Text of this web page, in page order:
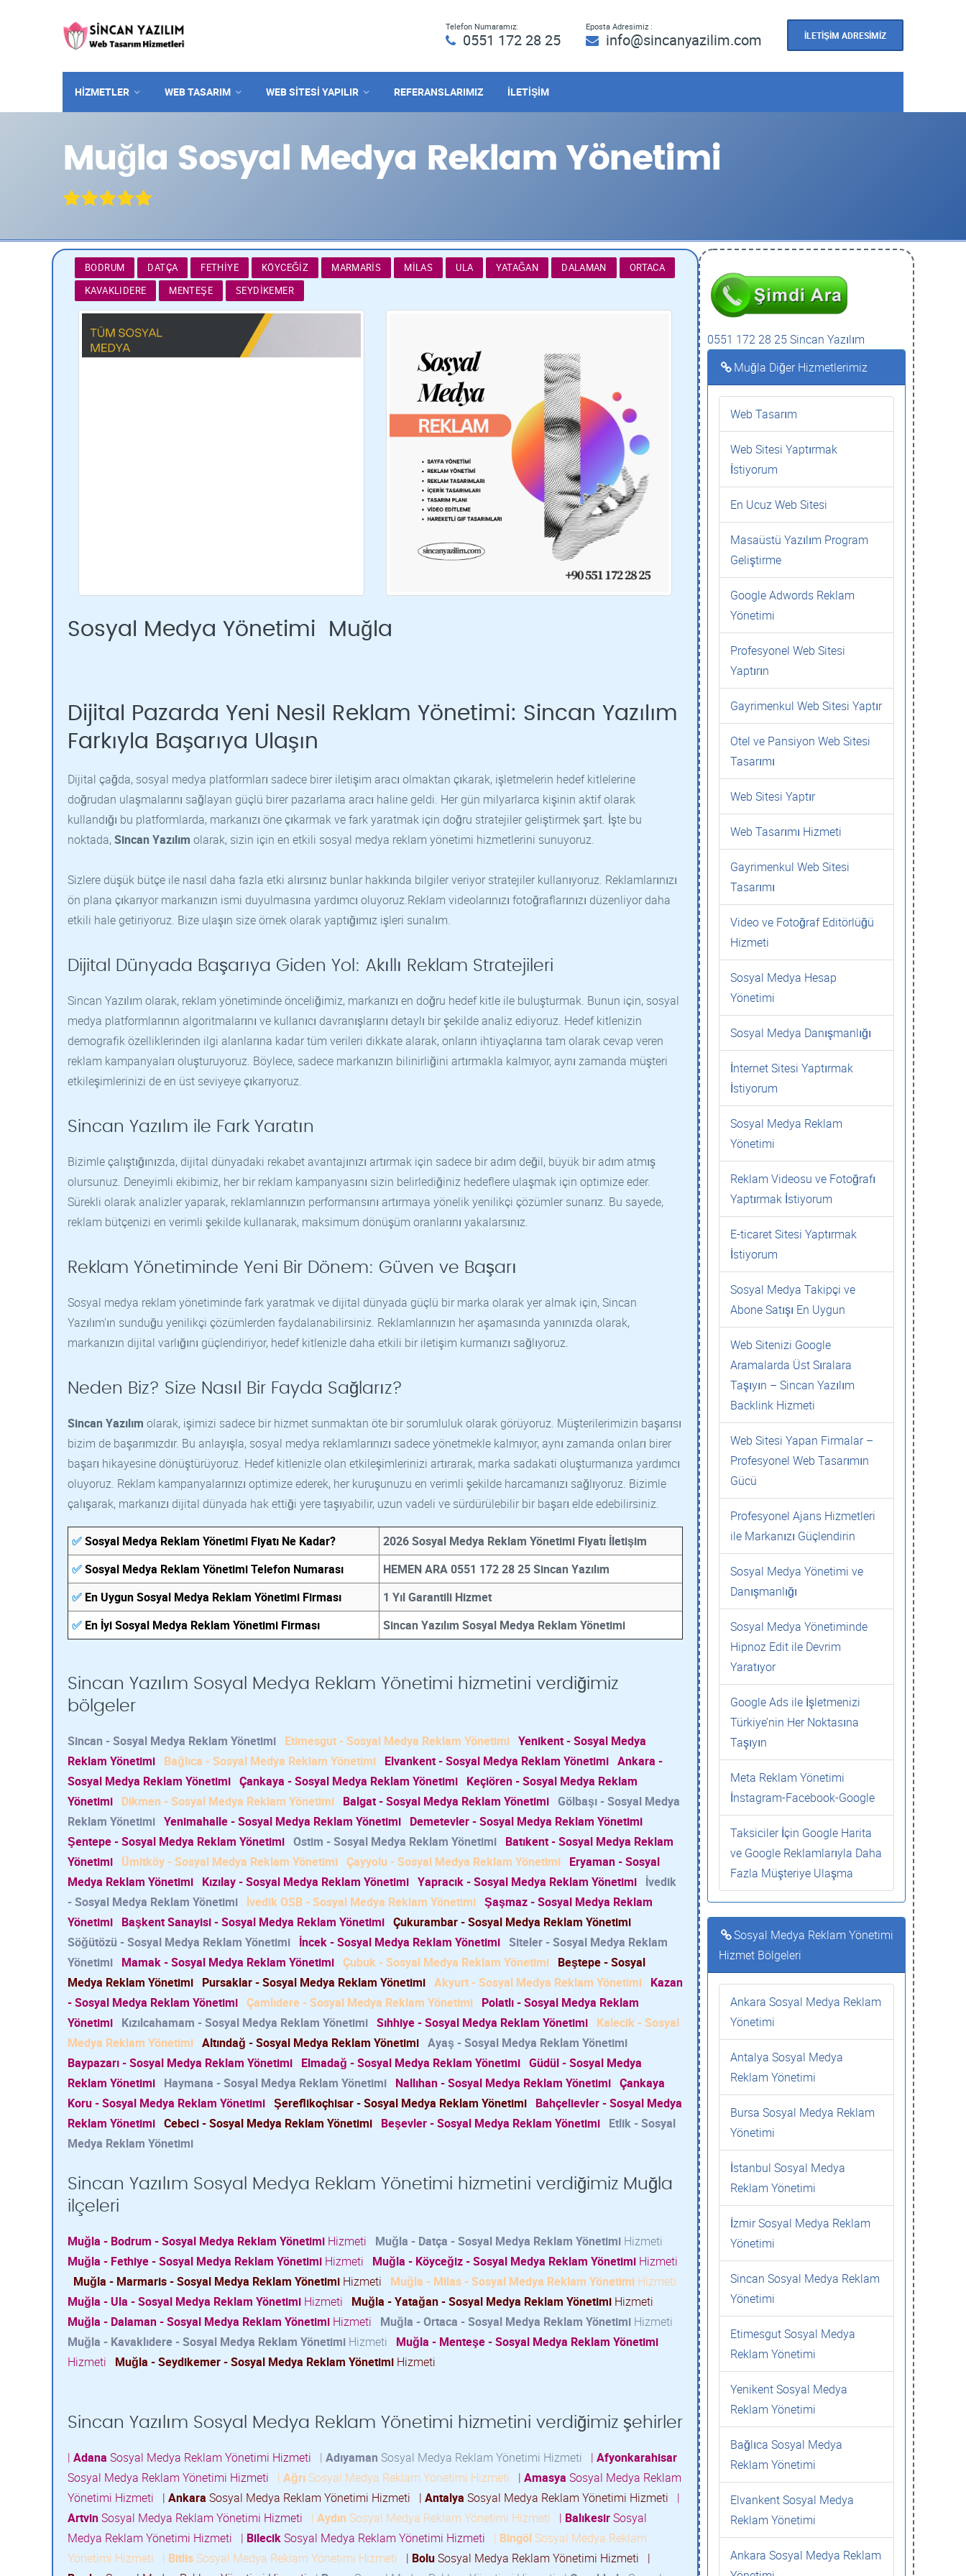
Telefon Numaramız:
0551 172 28 25
Eposta Adresimiz :
info@sincanyazilim.com İLETİŞİM ADRESİMİZ
HİZMETLER WEB TASARIM WEB SITESI YAPILIR REFERANSLARIMIZ İLETİŞİM
Muğla Sosyal Medya Reklam Yönetimi
BODRUM DATÇA FETHIYE KÖYCEĞIZ MARMARIS MILAS ULA YATAĞAN DALAMAN
ORTACA
KAVAKLIDERE
MENTEŞE SEYDIKEMER
Sosyal Medya Yönetimi Muğla
Dijital Pazarda Yeni Nesil Reklam Yönetimi: Sincan Yazılım
Farkıyla Başarıya Ulaşın
Dijital çağda, sosyal medya platformları sadece birer iletişim aracı olmaktan çıkarak, işletmelerin hedef kitlelerine
doğrudan ulaşmalarını sağlayan güçlü birer pazarlama aracı haline geldi. Her gün milyarlarca kişinin aktif olarak
kullandığı bu platformlarda, markanızı öne çıkarmak ve fark yaratmak için doğru stratejiler geliştirmek şart. İşte bu
noktada, Sincan Yazılım olarak, sizin için en etkili sosyal medya reklam yönetimi hizmetlerini sunuyoruz.
Sizlere düşük bütçe ile nasıl daha fazla etki alırsınız bunlar hakkında bilgiler veriyor stratejiler kullanıyoruz. Reklamlarınızı
ön plana çıkarıyor markanızın ismi duyulmasına yardımcı oluyoruz.Reklam videolarınızı fotoğraflarınızı düzenliyor daha
etkili hale getiriyoruz. Bize ulaşın size örnek olarak yaptığımız işleri sunalım.
Dijital Dünyada Başarıya Giden Yol: Akıllı Reklam Stratejileri
Sincan Yazılım olarak, reklam yönetiminde önceliğimiz, markanızı en doğru hedef kitle ile buluşturmak. Bunun için, sosyal
medya platformlarının algoritmalarını ve kullanıcı davranışlarını detaylı bir şekilde analiz ediyoruz. Hedef kitlenizin
demografik özelliklerinden ilgi alanlarına kadar tüm verileri dikkate alarak, onların ihtiyaçlarına tam olarak cevap veren
reklam kampanyaları oluşturuyoruz. Böylece, sadece markanızın bilinirliğini artırmakla kalmıyor, aynı zamanda müşteri
etkileşimlerinizi de en üst seviyeye çıkarıyoruz.
Sincan Yazılım ile Fark Yaratın
Bizimle çalıştığınızda, dijital dünyadaki rekabet avantajınızı artırmak için sadece bir adım değil, büyük bir adım atmış
olursunuz. Deneyimli ekibimiz, her bir reklam kampanyasını sizin belirlediğiniz hedeflere ulaşmak için optimize eder.
Sürekli olarak analizler yaparak, reklamlarınızın performansını artırmaya yönelik yenilikçi çözümler sunarız. Bu sayede,
reklam bütçenizi en verimli şekilde kullanarak, maksimum dönüşüm oranlarını yakalarsınız.
Reklam Yönetiminde Yeni Bir Dönem: Güven ve Başarı
Sosyal medya reklam yönetiminde fark yaratmak ve dijital dünyada güçlü bir marka olarak yer almak için, Sincan
Yazılım'ın sunduğu yenilikçi çözümlerden faydalanabilirsiniz. Reklamlarınızın her aşamasında yanınızda olarak,
markanızın dijital varlığını güçlendiriyor, hedef kitlenizle daha etkili bir iletişim kurmanızı sağlıyoruz.
Neden Biz? Size Nasıl Bir Fayda Sağlarız?
Sincan Yazılım olarak, işimizi sadece bir hizmet sunmaktan öte bir sorumluluk olarak görüyoruz. Müşterilerimizin başarısı
bizim de başarımızdır. Bu anlayışla, sosyal medya reklamlarınızı sadece yönetmekle kalmıyor, aynı zamanda onları birer
başarı hikayesine dönüştürüyoruz. Hedef kitlenizle olan etkileşimlerinizi artırarak, marka sadakati oluşturmanıza yardımcı
oluyoruz. Reklam kampanyalarınızı optimize ederek, her kuruşunuzu en verimli şekilde harcamanızı sağlıyoruz. Bizimle
çalışarak, markanızı dijital dünyada hak ettiği yere taşıyabilir, uzun vadeli ve sürdürülebilir bir başarı elde edebilirsiniz.
✅Sosyal Medya Reklam Yönetimi Fiyatı Ne Kadar?
2026 Sosyal Medya Reklam Yönetimi Fiyatı İletişim
✅Sosyal Medya Reklam Yönetimi Telefon Numarası
HEMEN ARA 0551 172 28 25 Sincan Yazılım
✅ En Uygun Sosyal Medya Reklam Yönetimi Firması
1 Yıl Garantili Hizmet
✅ En İyi Sosyal Medya Reklam Yönetimi Firması Sincan Yazılım Sosyal Medya Reklam Yönetimi
Sincan Yazılım Sosyal Medya Reklam Yönetimi hizmetini verdiğimiz
bölgeler
Sincan - Sosyal Medya Reklam Yönetimi Etimesgut - Sosyal Medya Reklam Yönetimi Yenikent - Sosyal Medya
Reklam Yönetimi Bağlıca - Sosyal Medya Reklam Yönetimi Elvankent - Sosyal Medya Reklam Yönetimi Ankara -
Sosyal Medya Reklam Yönetimi Çankaya - Sosyal Medya Reklam Yönetimi Keçiören - Sosyal Medya Reklam
Yönetimi Dikmen - Sosyal Medya Reklam Yönetimi Balgat - Sosyal Medya Reklam Yönetimi Gölbaşı - Sosyal Medya
Reklam Yönetimi Yenimahalle - Sosyal Medya Reklam Yönetimi Demetevler - Sosyal Medya Reklam Yönetimi
Şentepe - Sosyal Medya Reklam Yönetimi Ostim - Sosyal Medya Reklam Yönetimi Batıkent - Sosyal Medya Reklam
Yönetimi Ümitköy - Sosyal Medya Reklam Yönetimi Çayyolu - Sosyal Medya Reklam Yönetimi Eryaman - Sosyal
Medya Reklam Yönetimi Kızılay - Sosyal Medya Reklam Yönetimi Yapracık - Sosyal Medya Reklam Yönetimi İvedik
- Sosyal Medya Reklam Yönetimi İvedik OSB - Sosyal Medya Reklam Yönetimi Şaşmaz - Sosyal Medya Reklam
Yönetimi Başkent Sanayisi - Sosyal Medya Reklam Yönetimi Çukurambar - Sosyal Medya Reklam Yönetimi
Söğütözü - Sosyal Medya Reklam Yönetimi İncek - Sosyal Medya Reklam Yönetimi Siteler - Sosyal Medya Reklam
Yönetimi Mamak - Sosyal Medya Reklam Yönetimi Çubuk - Sosyal Medya Reklam Yönetimi Beştepe - Sosyal
Medya Reklam Yönetimi Pursaklar - Sosyal Medya Reklam Yönetimi Akyurt - Sosyal Medya Reklam Yönetimi Kazan
- Sosyal Medya Reklam Yönetimi Çamlıdere - Sosyal Medya Reklam Yönetimi Polatlı - Sosyal Medya Reklam
Yönetimi Kızılcahamam - Sosyal Medya Reklam Yönetimi Sıhhiye - Sosyal Medya Reklam Yönetimi Kalecik - Sosyal
Medya Reklam Yönetimi Altındağ - Sosyal Medya Reklam Yönetimi Ayaş - Sosyal Medya Reklam Yönetimi
Baypazarı - Sosyal Medya Reklam Yönetimi Elmadağ - Sosyal Medya Reklam Yönetimi Güdül - Sosyal Medya
Reklam Yönetimi Haymana - Sosyal Medya Reklam Yönetimi Nallıhan - Sosyal Medya Reklam Yönetimi Çankaya
Koru - Sosyal Medya Reklam Yönetimi Şereflikoçhisar - Sosyal Medya Reklam Yönetimi Bahçelievler - Sosyal Medya
Reklam Yönetimi Cebeci - Sosyal Medya Reklam Yönetimi Beşevler - Sosyal Medya Reklam Yönetimi Etlik - Sosyal
Medya Reklam Yönetimi
Sincan Yazılım Sosyal Medya Reklam Yönetimi hizmetini verdiğimiz Muğla
ilçeleri
Muğla - Bodrum - Sosyal Medya Reklam Yönetimi Hizmeti Muğla - Datça - Sosyal Medya Reklam Yönetimi Hizmeti
Muğla - Fethiye - Sosyal Medya Reklam Yönetimi Hizmeti Muğla - Köyceğiz - Sosyal Medya Reklam Yönetimi Hizmeti
Muğla - Marmaris - Sosyal Medya Reklam Yönetimi Hizmeti Muğla - Milas - Sosyal Medya Reklam Yönetimi Hizmeti
Muğla - Ula - Sosyal Medya Reklam Yönetimi Hizmeti Muğla - Yatağan - Sosyal Medya Reklam Yönetimi Hizmeti
Muğla - Dalaman - Sosyal Medya Reklam Yönetimi Hizmeti Muğla - Ortaca - Sosyal Medya Reklam Yönetimi Hizmeti
Muğla - Kavaklıdere - Sosyal Medya Reklam Yönetimi Hizmeti
Muğla - Menteşe - Sosyal Medya Reklam Yönetimi
Hizmeti
Muğla - Seydikemer - Sosyal Medya Reklam Yönetimi Hizmeti
Sincan Yazılım Sosyal Medya Reklam Yönetimi hizmetini verdiğimiz şehirler
| Adana Sosyal Medya Reklam Yönetimi Hizmeti | Adıyaman Sosyal Medya Reklam Yönetimi Hizmeti | Afyonkarahisar
Sosyal Medya Reklam Yönetimi Hizmeti
| AğrıSosyal Medya Reklam Yönetimi Hizmeti | Amasya Sosyal Medya Reklam
Yönetimi Hizmeti
| Ankara Sosyal Medya Reklam Yönetimi Hizmeti | Antalya Sosyal Medya Reklam Yönetimi Hizmeti
|
ArtvinSosyal Medya Reklam Yönetimi Hizmeti | Aydın Sosyal Medya Reklam Yönetimi Hizmeti | BalıkesirSosyal
Medya Reklam Yönetimi Hizmeti
| BilecikSosyal Medya Reklam Yönetimi Hizmeti | BingölSosyal Medya Reklam
Yönetimi Hizmeti
| BitlisSosyal Medya Reklam Yönetimi Hizmeti | BoluSosyal Medya Reklam Yönetimi Hizmeti
|
0551 172 28 25 Sincan Yazılım
Muğla Diğer Hizmetlerimiz
Web Tasarım
Web Sitesi Yaptırmak
İstiyorum
En Ucuz Web Sitesi
Masaüstü Yazılım Program
Geliştirme
Google Adwords Reklam
Yönetimi
Profesyonel Web Sitesi
Yaptırın
Gayrimenkul Web Sitesi Yaptır
Otel ve Pansiyon Web Sitesi
Tasarımı
Web Sitesi Yaptır
Web Tasarımı Hizmeti
Gayrimenkul Web Sitesi
Tasarımı
Video ve Fotoğraf Editörlüğü
Hizmeti
Sosyal Medya Hesap
Yönetimi
Sosyal Medya Danışmanlığı
İnternet Sitesi Yaptırmak
İstiyorum
Sosyal Medya Reklam
Yönetimi
Reklam Videosu ve Fotoğrafı
Yaptırmak İstiyorum
E-ticaret Sitesi Yaptırmak
İstiyorum
Sosyal Medya Takipçi ve
Abone Satışı En Uygun
Web Sitenizi Google
Aramalarda Üst Sıralara
Taşıyın – Sincan Yazılım
Backlink Hizmeti
Web Sitesi Yapan Firmalar –
Profesyonel Web Tasarımın
Gücü
Profesyonel Ajans Hizmetleri
ile Markanızı Güçlendirin
Sosyal Medya Yönetimi ve
Danışmanlığı
Sosyal Medya Yönetiminde
Hipnoz Edit ile Devrim
Yaratıyor
Google Ads ile İşletmenizi
Türkiye’nin Her Noktasına
Taşıyın
Meta Reklam Yönetimi
İnstagram-Facebook-Google
Taksiciler İçin Google Harita
ve Google Reklamlarıyla Daha
Fazla Müşteriye Ulaşma
Sosyal Medya Reklam Yönetimi
Hizmet Bölgeleri
Ankara Sosyal Medya Reklam
Yönetimi
Antalya Sosyal Medya
Reklam Yönetimi
Bursa Sosyal Medya Reklam
Yönetimi
İstanbul Sosyal Medya
Reklam Yönetimi
İzmir Sosyal Medya Reklam
Yönetimi
Sincan Sosyal Medya Reklam
Yönetimi
Etimesgut Sosyal Medya
Reklam Yönetimi
Yenikent Sosyal Medya
Reklam Yönetimi
Bağlıca Sosyal Medya
Reklam Yönetimi
Elvankent Sosyal Medya
Reklam Yönetimi
Ankara Sosyal Medya Reklam